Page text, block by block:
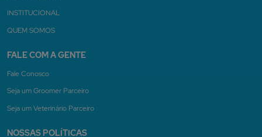
INSTITUCIONAL
QUEM SOMOS
FALE COM A GENTE
Fale Conosco
Seja um Groomer Parceiro
Seja um Veterinário Parceiro
NOSSAS POLÍTICAS